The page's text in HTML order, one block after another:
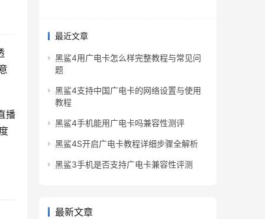
播
最近文章
黑鲨4用广电卡怎么样完整教程与常见问
题
黑鲨4支持中国广电卡的网络设置与使用
教程
黑鲨4手机能用广电卡吗兼容性测评
黑鲨4S开启广电卡教程详细步骤全解析
黑鲨3手机是否支持广电卡兼容性评测
最新文章